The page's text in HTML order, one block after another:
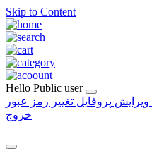
Skip to Content
Hello Public user
ویرایش پروفایل تغییر رمز عبور
خروج